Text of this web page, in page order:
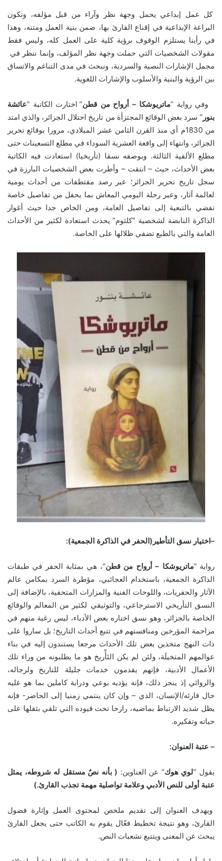
كل عمل إبداعي يحمل وجهة نظر وآراء من قبل مؤلفه، وتكون
البراعة الإبداعية في إقناع القارئ بها، ضمن بنية العمل ومتنه، وهذا
في رأينا يستلزم الوقوف برؤية كلية على العمل كله، وليس فقط
مقولات الشخصيات التي حملت وجهة نظر المؤلف، وإنما ننظر في
مجمل الإشارات النصية والسردية، ونبحث في مدى التناغم والاتساق
بين الرؤية والبنية والأسلوب والإشارات اللغوية.
وفي رواية “ماتريوشكا – أرواح من قطن” اختارت الكاتبة “عائشة
بنور ” سرد بعض الوقائع المجتزأة من تاريخ احتلال الجزائر، والذي امتد
من 1830م أي منذ القرن الثامن عشر الميلادي، مرورا بوقائع تحرير
الجزائر، وانتهاء إلى واقعة العشرية السوداء في مطلع التسعينات حتى
مطلع الألفية الثالثة. وبوصفه نسقا (تأريخيا) استعادت فيه الكاتبة
بعض الأحداث، حيث – انتقت – وأطرت بعض الشخصيات البارزة في
سجل تاريخ تحرير الجزائر؛ عبر رصد مقتطفات من أحداث يومية
لعالمة آثار، وعبر رحلة اليومي المعاش بما يحفل من تفاصيل خاصة
تفضي بالتبعية إلى تفاصيل العامة، ومن الخاص جدا حيث أغوار
الذاكرة النابضة لشخصية “كلثوم” يحدث استعادة لكثير من الأحداث
العامة والتي بالطبع تضفي ظلالها على الخاصة.
– اختيار نسق التأطير ( الحفر في الذاكرة الجمعية):
رواية “ماتريوشكا – أرواح من قطن“، هي بمثابة الحفر في طبقات
الذاكرة الجمعية، باستخدام العجائبي، مؤطرة السرد بمكامن عالم
الآثار والحفريات، واللوحات الفنية والمزارات المتحفية، بالإضافة إلى
النسق التأريخي الاسترجاعي، والتوثيقي لكثير من المعالم والوقائع
الخاصة بالجزائر، وهو نسق اختاره بعض الأدباء، ليس رغبة منهم في
مزاحمة المؤرخين ومنافستهم في تتبع أحداث التاريخ؛ بل ساروا على
ذات النهج متخذين بعض تلك الأحداث مرجعا يستندون إليه في بناء
عوالمهم المتخيلَة، ولئن لم يكن التَأْريخ هو ما يطلبونه من وراء تلك
الأعمال الأدبية، فإنهم يقدمون خدمات جليلة للتاريخ ولرجاله،
والروائي إذ ينجز ذلك، فإنه يؤديه بوعي ودراية كاملين بما هو عليه
حال قارئه/الإنسان، الذي – وإن كان ينتمي زمنيا إلى الحاضر- فإنه
يظل شديد الارتباط بماضيه، رازحا تحت قيوده التي تلقي بثقلها على
حياته وتفكيره.
– عتبة العنوان:
يقول “لوي هوك” عن العناوين: (بأنه نصٌ مستقل له شروطه، يمثل
عتبة أولى للنص الأدبي وعلامة تواصلية مهمة تجذب القارئ.)
ويهدف العنوان إلى تقديم ملخص لمحتوى العمل وإثارة فضول
القارئ، وهو نتيجة تخطيط فعّال يقوم به الكاتب حتى يجعل القارئ
يبحث عن المعنى ويتتبع تشعبات النص.